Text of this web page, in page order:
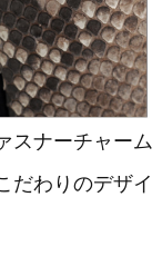
スナーチャーム
だわりのデザイ